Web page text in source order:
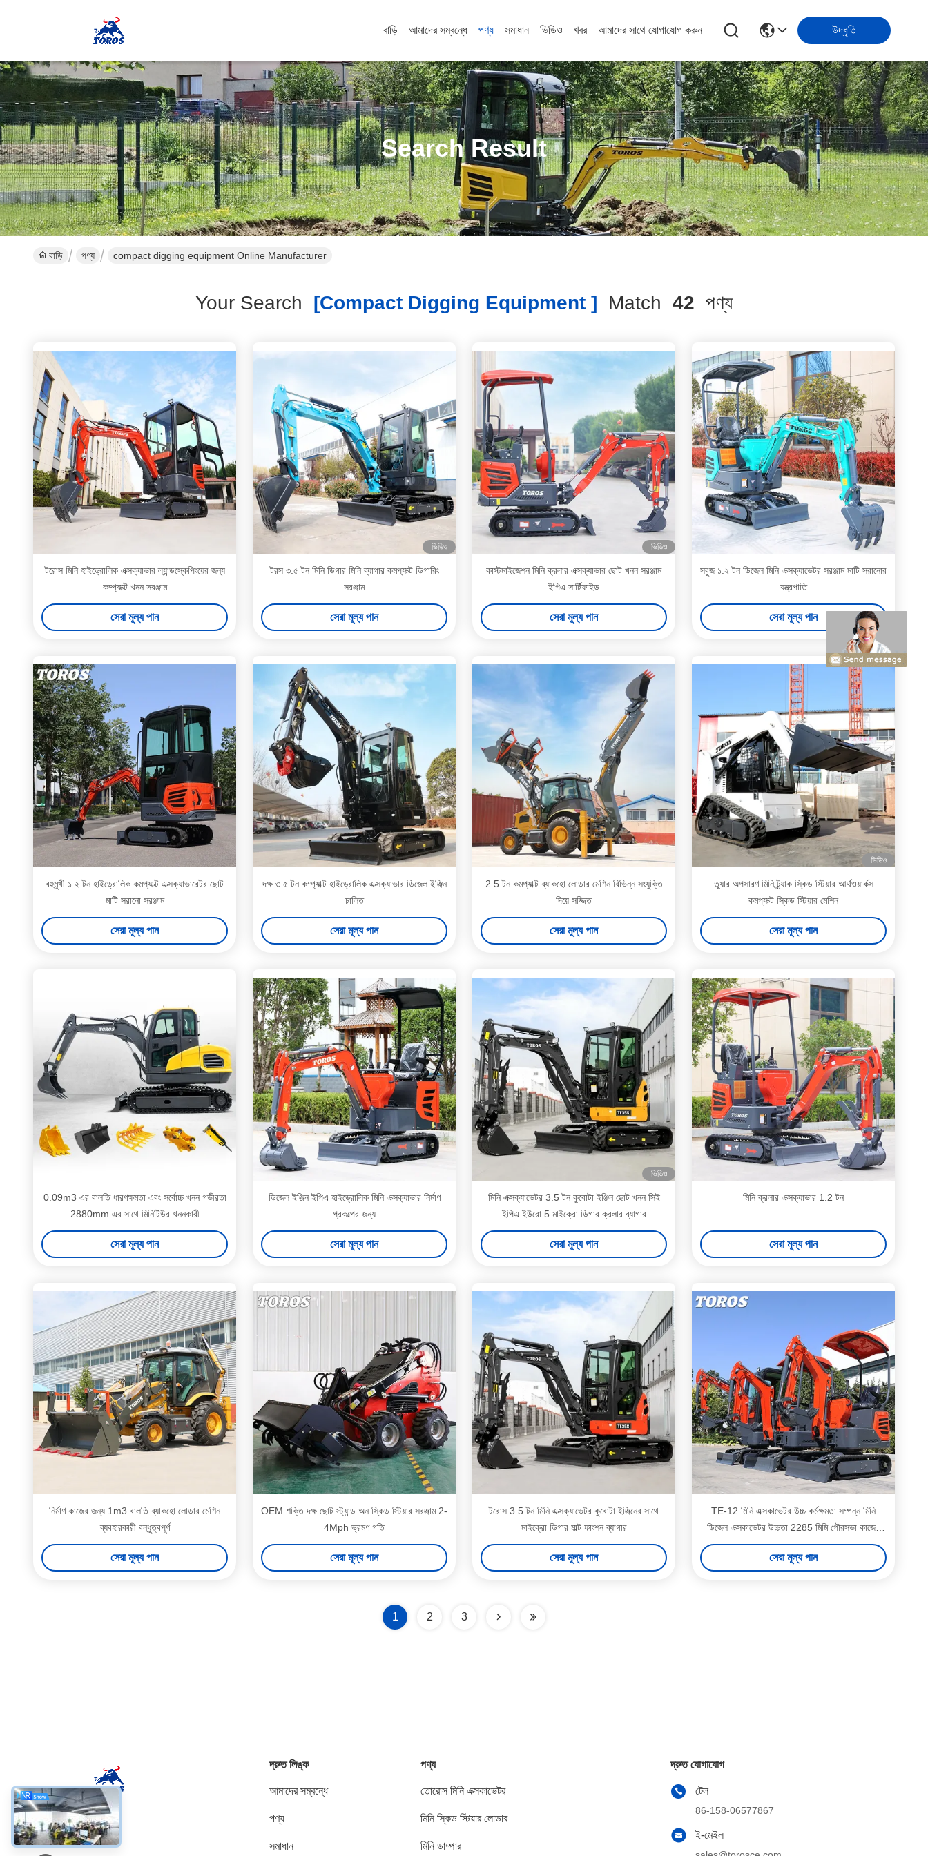
বাড়ি আমাদের সম্বন্ধে পণ্য সমাধান ভিডিও খবর আমাদের সাথে যোগাযোগ করুন উদ্ধৃতি
Search Result
বাড়ি পণ্য compact digging equipment Online Manufacturer
Your Search [compact Digging Equipment ] Match 42 পণ্য
টরোস মিনি হাইড্রোলিক এক্সক্যাভার ল্যান্ডস্কেপিংয়ের জন্য
কম্প্যাক্ট খনন সরঞ্জাম
সেরা মূল্য পান
ভিডিও
টরস ৩.৫ টন মিনি ডিগার মিনি ব্যাগার কমপ্যাক্ট ডিগারিং
সরঞ্জাম
সেরা মূল্য পান
ভিডিও
কাস্টমাইজেশন মিনি ক্রলার এক্সক্যাভার ছোট খনন সরঞ্জাম
ইপিএ সার্টিফাইড
সেরা মূল্য পান
সবুজ ১.২ টন ডিজেল মিনি এক্সক্যাভেটর সরঞ্জাম মাটি সরানোর
যন্ত্রপাতি
সেরা মূল্য পান
বহুমুখী ১.২ টন হাইড্রোলিক কমপ্যাক্ট এক্সক্যাভারেটর ছোট
মাটি সরানো সরঞ্জাম
সেরা মূল্য পান
দক্ষ ৩.৫ টন কম্প্যাক্ট হাইড্রোলিক এক্সক্যাভার ডিজেল ইঞ্জিন
চালিত
সেরা মূল্য পান
2.5 টন কমপ্যাক্ট ব্যাকহো লোডার মেশিন বিভিন্ন সংযুক্তি
দিয়ে সজ্জিত
সেরা মূল্য পান
ভিডিও
তুষার অপসারণ মিনি ট্র্যাক স্কিড স্টিয়ার আর্থওয়ার্কস
কমপ্যাক্ট স্কিড স্টিয়ার মেশিন
সেরা মূল্য পান
0.09m3 এর বালতি ধারণক্ষমতা এবং সর্বোচ্চ খনন গভীরতা
2880mm এর সাথে মিনিটিউর খননকারী
সেরা মূল্য পান
ডিজেল ইঞ্জিন ইপিএ হাইড্রোলিক মিনি এক্সক্যাভার নির্মাণ
প্রকল্পের জন্য
সেরা মূল্য পান
ভিডিও
মিনি এক্সক্যাভেটর 3.5 টন কুবোটা ইঞ্জিন ছোট খনন সিই
ইপিএ ইউরো 5 মাইক্রো ডিগার ক্রলার ব্যাগার
সেরা মূল্য পান
মিনি ক্রলার এক্সক্যাভার 1.2 টন
সেরা মূল্য পান
নির্মাণ কাজের জন্য 1m3 বালতি ব্যাকহো লোডার মেশিন
ব্যবহারকারী বন্ধুত্বপূর্ণ
সেরা মূল্য পান
OEM শক্তি দক্ষ ছোট স্ট্যান্ড অন স্কিড স্টিয়ার সরঞ্জাম 2-
4Mph ভ্রমণ গতি
সেরা মূল্য পান
টরোস 3.5 টন মিনি এক্সক্যাভেটর কুবোটা ইঞ্জিনের সাথে
মাইক্রো ডিগার মাল্ট ফাংশন ব্যাগার
সেরা মূল্য পান
TE-12 মিনি এক্সকাভেটর উচ্চ কর্মক্ষমতা সম্পন্ন মিনি
ডিজেল এক্সকাভেটর উচ্চতা 2285 মিমি পৌরসভা কাজের
জন্য
সেরা মূল্য পান
1 2 3
সোশ্যাল মিডিয়া
দ্রুত লিঙ্ক
আমাদের সম্বন্ধে
পণ্য
সমাধান
পণ্য
তোরোস মিনি এক্সকাভেটর
মিনি স্কিড স্টিয়ার লোডার
মিনি ডাম্পার
দ্রুত যোগাযোগ
টেল
86-158-06577867
ই-মেইল